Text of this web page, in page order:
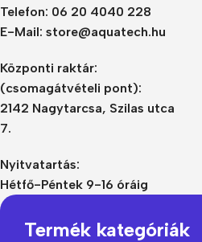
Telefon: 06 20 4040 228
E-Mail: store@aquatech.hu
Központi raktár:
(csomagátvételi pont):
2142 Nagytarcsa, Szilas utca
7.
Nyitvatartás:
Hétfő-Péntek 9-16 óráig
Termék kategóriák